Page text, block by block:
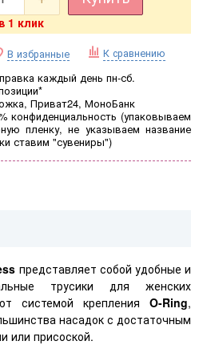
1 клик
В избранные К сравнению
каждый день пн-сб.
Приват24, МоноБанк
конфиденциальность (упаковываем
пленку, не указываем название
ставим "сувениры")
представляет собой удобные и
трусики для женских
системой крепления O-Ring,
насадок с достаточным
или присоской.